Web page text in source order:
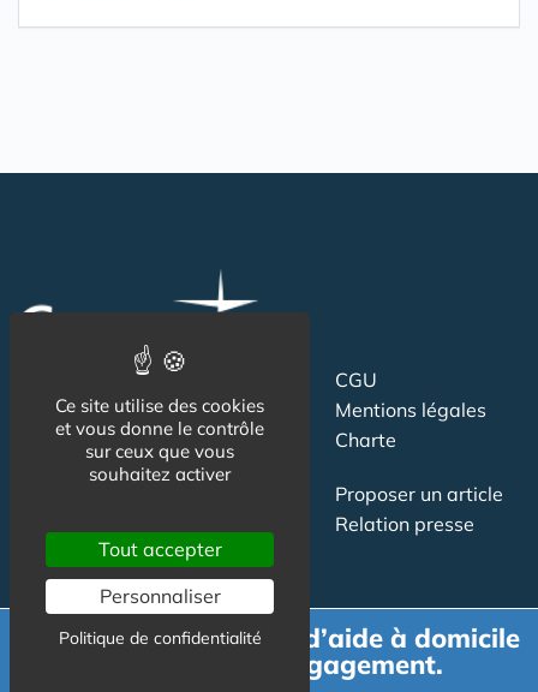
CGU
Mentions légales
Charte
Publicité
Proposer un article
Relation presse
Demande de devis d’aide à domicile
gratuit et sans engagement.
Ce site utilise des cookies
et vous donne le contrôle
sur ceux que vous
souhaitez activer
Tout accepter
Personnaliser
Politique de confidentialité